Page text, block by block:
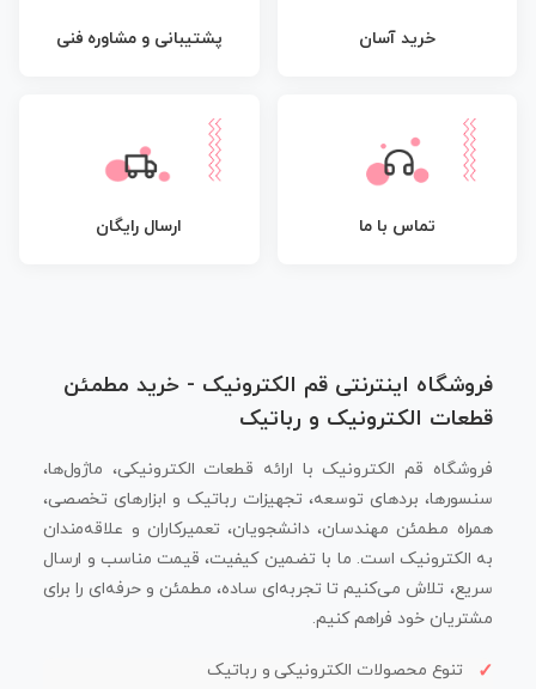
خرید آسان پشتیبانی و مشاوره فنی
تماس با ما ارسال رایگان
فروشگاه اینترنتی قم الکترونیک - خرید مطمئن
قطعات الکترونیک و رباتیک
فروشگاه قم الکترونیک با ارائه قطعات الکترونیکی، ماژول‌ها،
سنسورها، بردهای توسعه، تجهیزات رباتیک و ابزارهای تخصصی،
همراه مطمئن مهندسان، دانشجویان، تعمیرکاران و علاقه‌مندان
به الکترونیک است. ما با تضمین کیفیت، قیمت مناسب و ارسال
سریع، تلاش می‌کنیم تا تجربه‌ای ساده، مطمئن و حرفه‌ای را برای
مشتریان خود فراهم کنیم.
تنوع محصولات الکترونیکی و رباتیک